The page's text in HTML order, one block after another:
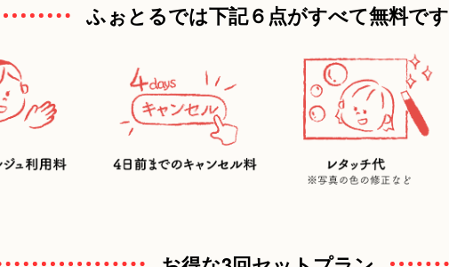
ふぉとるでは下記６点がすべて無料です